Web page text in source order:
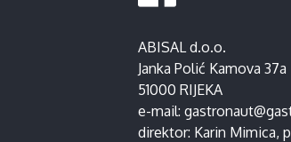
ABISAL d.o.o.
Janka Polić Kamova 37a
51000 RIJEKA
e-mail:
direktor: Karin Mimica,